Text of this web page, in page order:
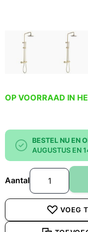
OP VOORRAAD IN
BESTEL NU EN
AUGUSTUS EN
Aantal
VOEG